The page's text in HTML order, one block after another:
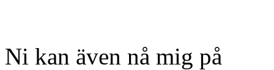
Ni kan även nå mig på